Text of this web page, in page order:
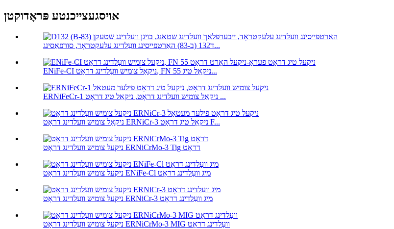
אויסגעצייכנטע פּראָדוקטן
ד132 (ב-83) האַרטפייסינג וועַלדינג עלעקטראָד, סורפאַסינג...
ENiFe-CI ניקאַל צומיש וועַלדינג דראָט, FN 55 ניקאַל טיג...
ERNiFeCr-1 ניקאַל צומיש וועלדינג דראָט, ניקאַל טיג דראָט ...
ניקאַל צומיש וועלדינג דראָט ERNiCr-3 ניקאַל טיג דראָט F...
ניקעל צומיש וועלדינג דראָט ERNiCrMo-3 Tig דראָט
ניקעל צומיש וועַלדינג דראָט ENiFe-Cl מיג וועַלדינג דראָט
ניקעל צומיש וועַלדינג דראָט ERNiCr-3 מיג וועַלדינג דראָט
ניקעל צומיש וועַלדינג דראָט ERNiCrMo-3 MIG וועַלדינג דראָט